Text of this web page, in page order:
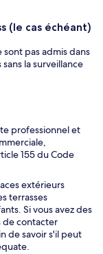
(le cas échéant)
sont pas admis dans
la surveillance
professionnel et
155 du Code
extérieurs
terrasses
Si vous avez des
de contacter
de savoir s'il peut